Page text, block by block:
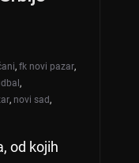
, fk novi pazar,
,
, novi sad,
od kojih